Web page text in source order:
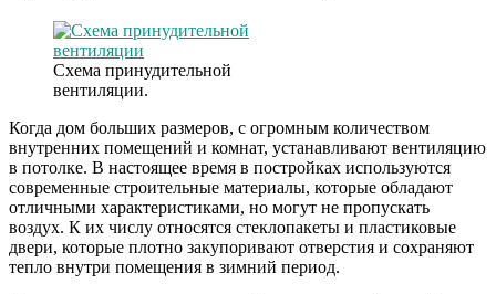
Схема принудительной
вентиляции.
Когда дом больших размеров, с огромным количеством
внутренних помещений и комнат, устанавливают вентиляцию
в потолке. В настоящее время в постройках используются
современные строительные материалы, которые обладают
отличными характеристиками, но могут не пропускать
воздух. К их числу относятся стеклопакеты и пластиковые
двери, которые плотно закупоривают отверстия и сохраняют
тепло внутри помещения в зимний период.